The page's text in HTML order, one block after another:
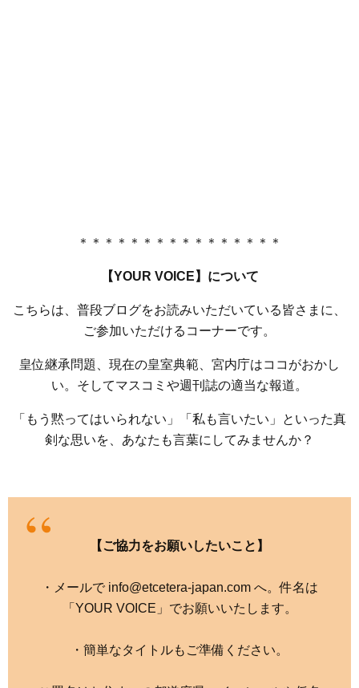
＊＊＊＊＊＊＊＊＊＊＊＊＊＊＊＊
【YOUR VOICE】について
こちらは、普段ブログをお読みいただいている皆さまに、
ご参加いただけるコーナーです。
皇位継承問題、現在の皇室典範、宮内庁はココがおかし
い。そしてマスコミや週刊誌の適当な報道。
「もう黙ってはいられない」「私も言いたい」といった真
剣な思いを、あなたも言葉にしてみませんか？
【ご協力をお願いしたいこと】
・メールで info@etcetera-japan.com へ。件名は
「YOUR VOICE」でお願いいたします。
・簡単なタイトルもご準備ください。